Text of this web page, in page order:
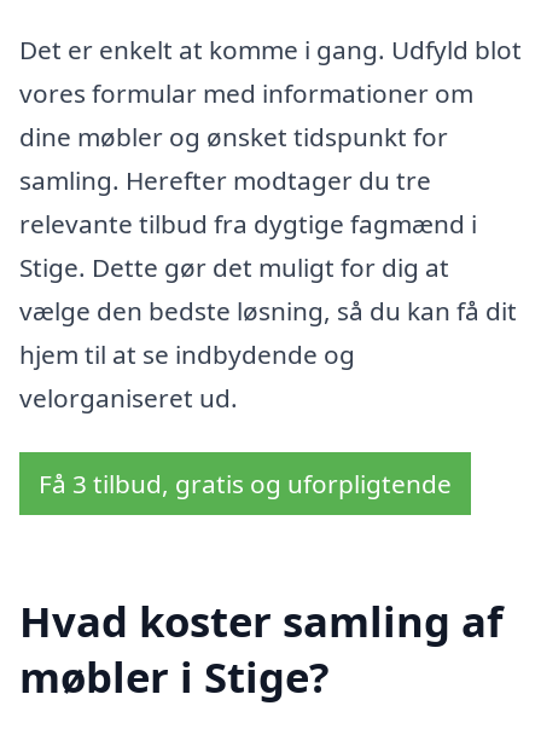
Det er enkelt at komme i gang. Udfyld blot
vores formular med informationer om
dine møbler og ønsket tidspunkt for
samling. Herefter modtager du tre
relevante tilbud fra dygtige fagmænd i
Stige. Dette gør det muligt for dig at
vælge den bedste løsning, så du kan få dit
hjem til at se indbydende og
velorganiseret ud.
Få 3 tilbud, gratis og uforpligtende
Hvad koster samling af
møbler i Stige?